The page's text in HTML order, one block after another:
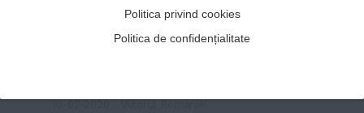
Politica privind cookies
Politica de confidențialitate
simţit precum un
«Demiurg», creând viaţă